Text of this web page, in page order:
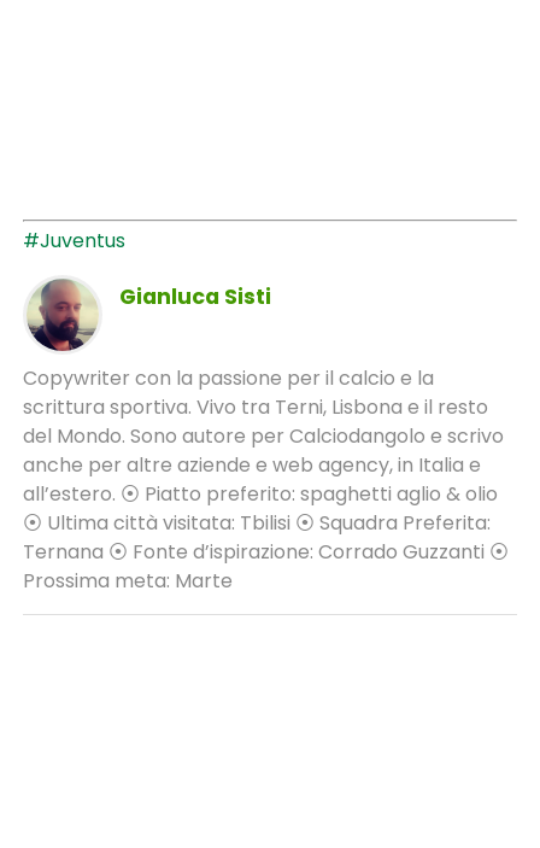
#Juventus
Gianluca Sisti
Copywriter con la passione per il calcio e la
scrittura sportiva. Vivo tra Terni, Lisbona e il resto
del Mondo. Sono autore per Calciodangolo e scrivo
anche per altre aziende e web agency, in Italia e
all’estero. ⦿ Piatto preferito: spaghetti aglio & olio
⦿ Ultima città visitata: Tbilisi ⦿ Squadra Preferita:
Ternana ⦿ Fonte d’ispirazione: Corrado Guzzanti ⦿
Prossima meta: Marte